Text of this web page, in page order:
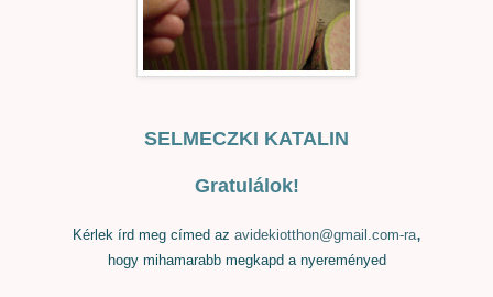
SELMECZKI KATALIN
Gratulálok!
Kérlek írd meg címed az avidekiotthon@gmail.com-ra,
hogy mihamarabb megkapd a nyereményed